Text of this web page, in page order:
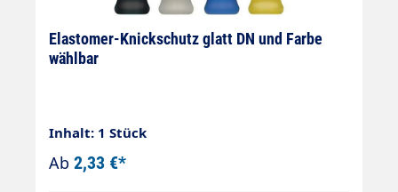
Elastomer-Knickschutz glatt DN und Farbe
wählbar
Inhalt: 1 Stück
Ab 2,33 €*